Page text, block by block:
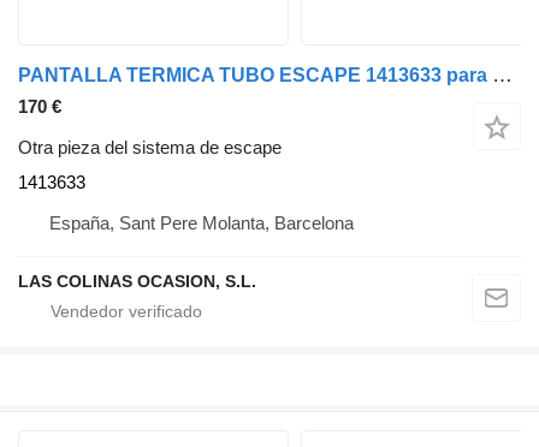
PANTALLA TERMICA TUBO ESCAPE 1413633 para Scania P94 camión
170 €
Otra pieza del sistema de escape
1413633
España, Sant Pere Molanta, Barcelona
LAS COLINAS OCASION, S.L.